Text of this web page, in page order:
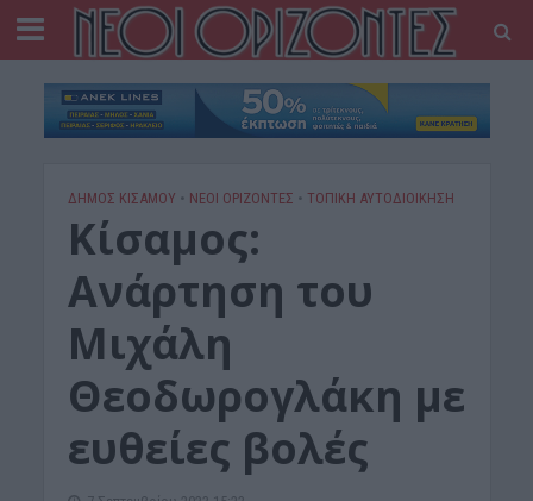
ΔΉΜΟΣ ΚΙΣΆΜΟΥ • ΝΕΟΙ ΟΡΙΖΟΝΤΕΣ • ΤΟΠΙΚΗ ΑΥΤΟΔΙΟΙΚΗΣΗ
Κίσαμος:
Ανάρτηση του
Μιχάλη
Θεοδωρογλάκη με
ευθείες βολές